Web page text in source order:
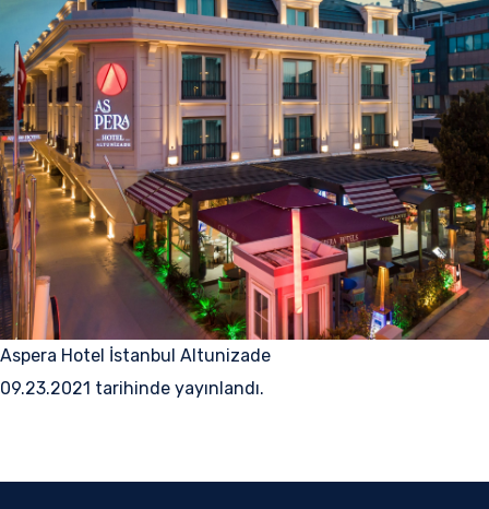
Aspera Hotel İstanbul Altunizade
09.23.2021 tarihinde yayınlandı.